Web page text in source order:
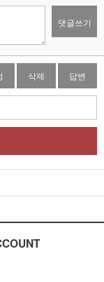
댓글쓰기
삭제 답변